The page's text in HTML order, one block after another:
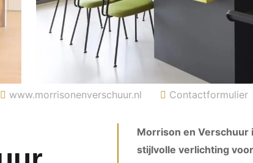
www.morrisonenverschuur.nl Contactformulier
Morrison en Verschuur
stijlvolle verlichting